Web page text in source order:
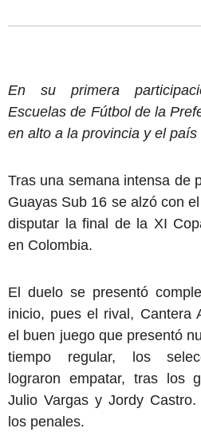
En su primera
Escuelas de Fútbol de la
en alto a la provincia y el país
Tras una semana intensa de
Guayas Sub 16 se alzó con
disputar la final de la XI
en Colombia.
El duelo se presentó
inicio, pues el rival, Cantera
el buen juego que presentó
tiempo regular, los
lograron empatar, tras los
Julio Vargas y Jordy
los penales.